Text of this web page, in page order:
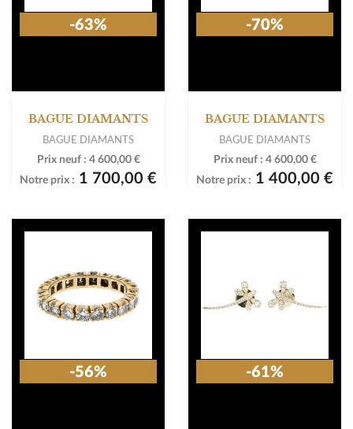
BAGUE DIAMANTS
BAGUE DIAMANTS
Prix neuf : 4 600,00 €
Notre prix : 1 700,00 €
-63%
BAGUE DIAMANTS
BAGUE DIAMANTS
Prix neuf : 4 600,00 €
Notre prix : 1 400,00 €
-70%
-56% -61%